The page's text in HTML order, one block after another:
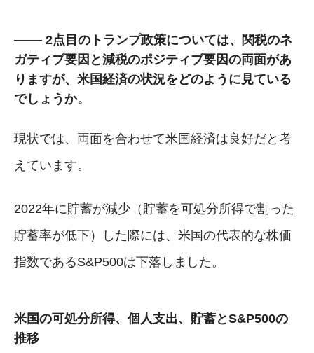
2点目のトランプ政策については、関税のネ
ガティブ要因と減税のポジティブ要因の両面があ
りますが、米国経済の状況をどのように見ている
でしょうか。
現状では、両面を合わせて米国経済は良好だと考
えています。
2022年に貯蓄が減少（貯蓄を可処分所得で割った
貯蓄率が低下）した際には、米国の代表的な株価
指数であるS&P500は下落しました。
米国の可処分所得、個人支出、貯蓄とS&P500の
推移